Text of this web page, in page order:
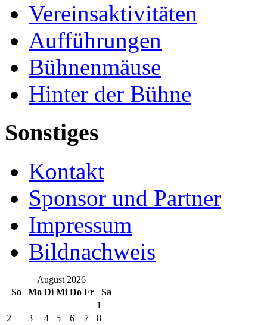
Vereinsaktivitäten
Aufführungen
Bühnenmäuse
Hinter der Bühne
Sonstiges
Kontakt
Sponsor und Partner
Impressum
Bildnachweis
August 2026
So
Mo Di Mi Do Fr
Sa
1
2
3 4 5 6 7
8